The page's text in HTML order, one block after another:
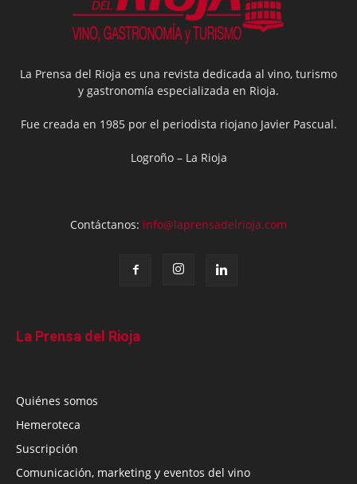
La Prensa del Rioja es una revista dedicada al vino, turismo
y gastronomía especializada en Rioja.
Fue creada en 1985 por el periodista riojano Javier Pascual.
Logroño – La Rioja
Contáctanos: info@laprensadelrioja.com
La Prensa del Rioja
Quiénes somos
Hemeroteca
Suscripción
Comunicación, marketing y eventos del vino